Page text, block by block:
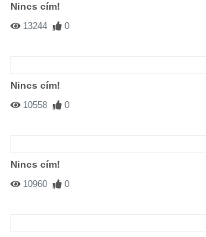
Nincs cím!
13244 0
Nincs cím!
10558 0
Nincs cím!
10960 0